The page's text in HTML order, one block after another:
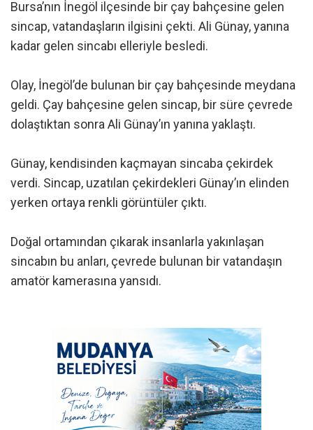
Bursa’nın İnegöl ilçesinde bir çay bahçesine gelen
sincap, vatandaşların ilgisini çekti. Ali Günay, yanına
kadar gelen sincabı elleriyle besledi.
Olay, İnegöl’de bulunan bir çay bahçesinde meydana
geldi. Çay bahçesine gelen sincap, bir süre çevrede
dolaştıktan sonra Ali Günay’ın yanına yaklaştı.
Günay, kendisinden kaçmayan sincaba çekirdek
verdi. Sincap, uzatılan çekirdekleri Günay’ın elinden
yerken ortaya renkli görüntüler çıktı.
Doğal ortamından çıkarak insanlarla yakınlaşan
sincabın bu anları, çevrede bulunan bir vatandaşın
amatör kamerasına yansıdı.